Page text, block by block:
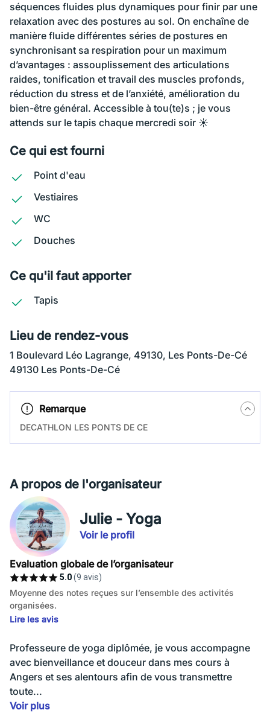
séquences fluides plus dynamiques pour finir par une
relaxation avec des postures au sol. On enchaîne de
manière fluide différentes séries de postures en
synchronisant sa respiration pour un maximum
d’avantages : assouplissement des articulations
raides, tonification et travail des muscles profonds,
réduction du stress et de l’anxiété, amélioration du
bien-être général. Accessible à tou(te)s ; je vous
attends sur le tapis chaque mercredi soir ☀️
Ce qui est fourni
Point d'eau
Vestiaires
WC
Douches
Ce qu'il faut apporter
Tapis
Lieu de rendez-vous
1 Boulevard Léo Lagrange, 49130, Les Ponts-De-Cé
49130 Les Ponts-De-Cé
Remarque
DECATHLON LES PONTS DE CE
A propos de l'organisateur
Julie - Yoga
Voir le profil
Evaluation globale de l’organisateur
5.0(9 avis)
Moyenne des notes reçues sur l’ensemble des activités
organisées.
Lire les avis
Professeure de yoga diplômée, je vous accompagne
avec bienveillance et douceur dans mes cours à
Angers et ses alentours afin de vous transmettre
toute...
Voir plus